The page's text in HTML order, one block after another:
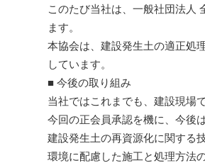
このたび当社は、一般社団法人
ます。
本協会は、建設発生土の適正処
しています。
■ 今後の取り組み
当社ではこれまでも、建設現場
今回の正会員承認を機に、今後
建設発生土の再資源化に関する
環境に配慮した施工と処理方法